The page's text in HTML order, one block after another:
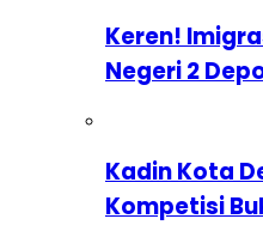
Keren!
Negeri 2
Kadin Kota
Kompetisi